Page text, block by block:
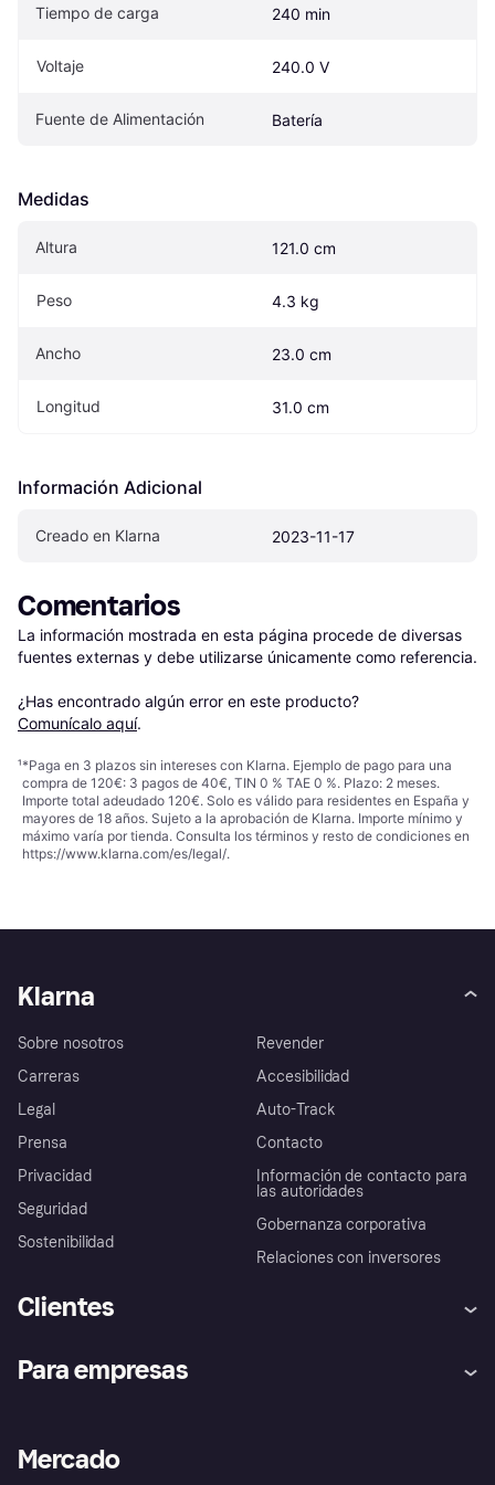
Tiempo de carga 240 min
Voltaje 240.0 V
Fuente de Alimentación Batería
Medidas
Altura 121.0 cm
Peso 4.3 kg
Ancho 23.0 cm
Longitud 31.0 cm
Información Adicional
Creado en Klarna 2023-11-17
Comentarios
La información mostrada en esta página procede de diversas
fuentes externas y debe utilizarse únicamente como referencia.
¿Has encontrado algún error en este producto?
Comunícalo aquí.
¹*Paga en 3 plazos sin intereses con Klarna. Ejemplo de pago para una
compra de 120€: 3 pagos de 40€, TIN 0 % TAE 0 %. Plazo: 2 meses.
Importe total adeudado 120€. Solo es válido para residentes en España y
mayores de 18 años. Sujeto a la aprobación de Klarna. Importe mínimo y
máximo varía por tienda. Consulta los términos y resto de condiciones en
https://www.klarna.com/es/legal/.
Klarna
Sobre nosotros
Carreras
Legal
Prensa
Privacidad
Seguridad
Sostenibilidad
Revender
Accesibilidad
Auto-Track
Contacto
Información de contacto para
las autoridades
Gobernanza corporativa
Relaciones con inversores
Clientes
Inicio de sesión
Directorio de tiendas
Para empresas
Acceso empresas
Mercado